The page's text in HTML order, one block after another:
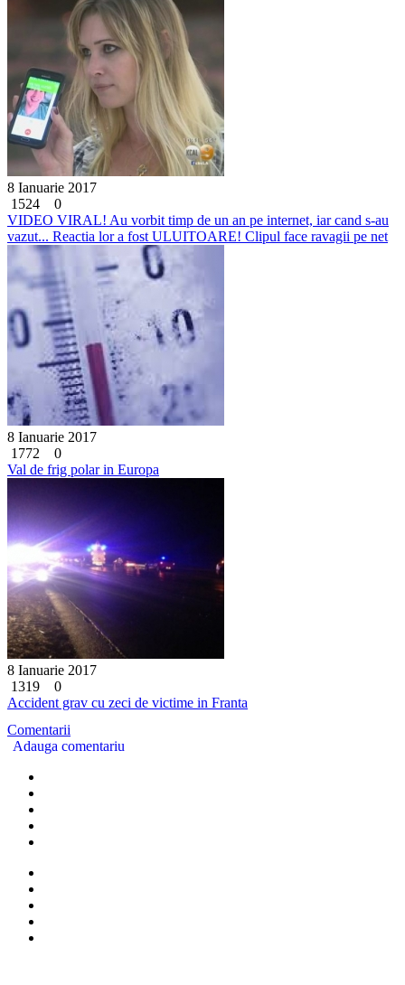
8 Ianuarie 2017
1524
0
VIDEO VIRAL! Au vorbit timp de un an pe internet, iar cand s-au
vazut... Reactia lor a fost ULUITOARE! Clipul face ravagii pe net
8 Ianuarie 2017
1772
0
Val de frig polar in Europa
8 Ianuarie 2017
1319
0
Accident grav cu zeci de victime in Franta
Comentarii
Adauga comentariu